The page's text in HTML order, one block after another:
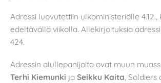
Adressi luovutettiin ulkoministeriölle 4.12.,
edeltävällä viikolla. Allekirjoituksia
424.
Adressin alullepanijoita ovat muun
Terhi Kiemunki ja Seikku Kaita, Soldiers